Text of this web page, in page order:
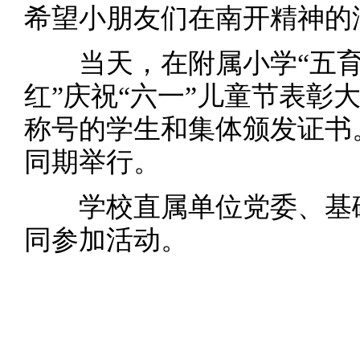
希望小朋友们在南开精神
当天，在附属小学“五
红”庆祝“六一” 儿童节表彰
称号的学生和集体颁发证书
同期举行。
学校直属单位党委、
同参加活动。